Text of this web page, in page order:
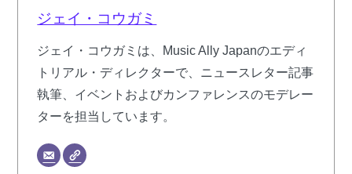
ジェイ・コウガミ
ジェイ・コウガミは、Music Ally Japanのエディ
トリアル・ディレクターで、ニュースレター記事
執筆、イベントおよびカンファレンスのモデレー
ターを担当しています。